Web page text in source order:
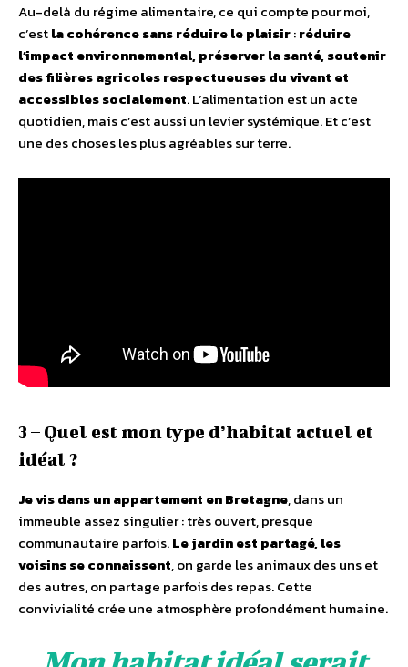
Au-delà du régime alimentaire, ce qui compte pour moi,
c’estla cohérence sans réduire le plaisir:réduire
l’impact environnemental, préserver la santé, soutenir
des filières agricoles respectueuses du vivant et
accessibles socialement. L’alimentation est un acte
quotidien, mais c’est aussi un levier systémique. Et c’est
une des choses les plus agréables sur terre.
3 – Quel est mon type d’habitat actuel et
idéal ?
Je vis dans un appartement en Bretagne, dans un
immeuble assez singulier : très ouvert, presque
communautaire parfois.Le jardin est partagé, les
voisins se connaissent, on garde les animaux des uns et
des autres, on partage parfois des repas. Cette
convivialité crée une atmosphère profondément humaine.